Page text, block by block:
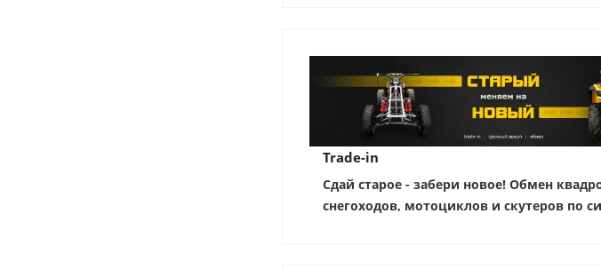
Trade-in
Сдай старое - забери новое! Обмен
снегоходов, мотоциклов и скутеров по